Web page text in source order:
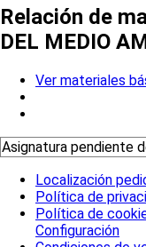
Relación de
DEL MEDIO
Ver materiales
Asignatura pendiente
Localización
Política de
Política de
Configuración